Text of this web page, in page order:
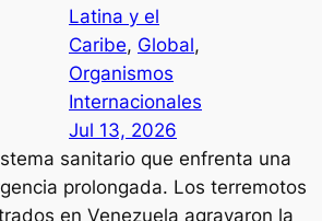
Latina y el
Caribe, Global
Organismos
Internacionales
Jul 13, 2026
sanitario que enfrenta una
prolongada. Los terremotos
en Venezuela agravaron la